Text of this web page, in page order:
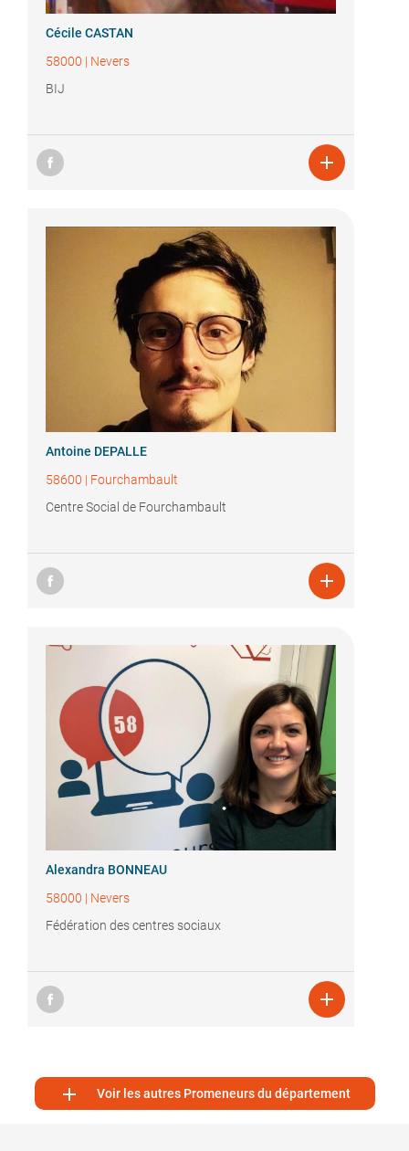
Cécile CASTAN
58000 | Nevers
BIJ

Antoine DEPALLE
58600 | Fourchambault
Centre Social de Fourchambault

Alexandra BONNEAU
58000 | Nevers
Fédération des centres sociaux

 Voir les autres Promeneurs du département